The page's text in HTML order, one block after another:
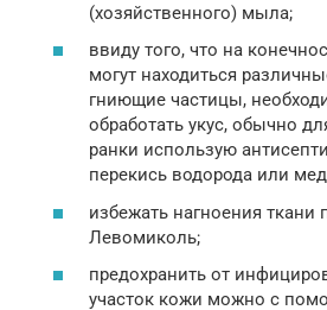
(хозяйственного) мыла;
ввиду того, что на
могут находиться
гниющие частицы,
обработать укус, обычно
ранки использую
перекись водорода или
избежать нагноения
Левомиколь;
предохранить от
участок кожи можно с